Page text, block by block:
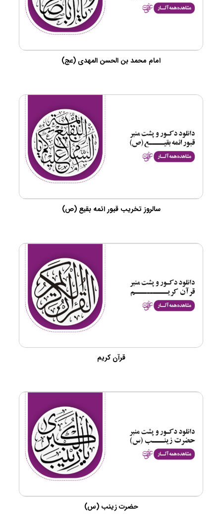
امام محمد بن الحسن المهدی (عج)
سالروز تخریب قبور ائمه بقیع (ص)
قرآن کریم
حضرت زینب (س)